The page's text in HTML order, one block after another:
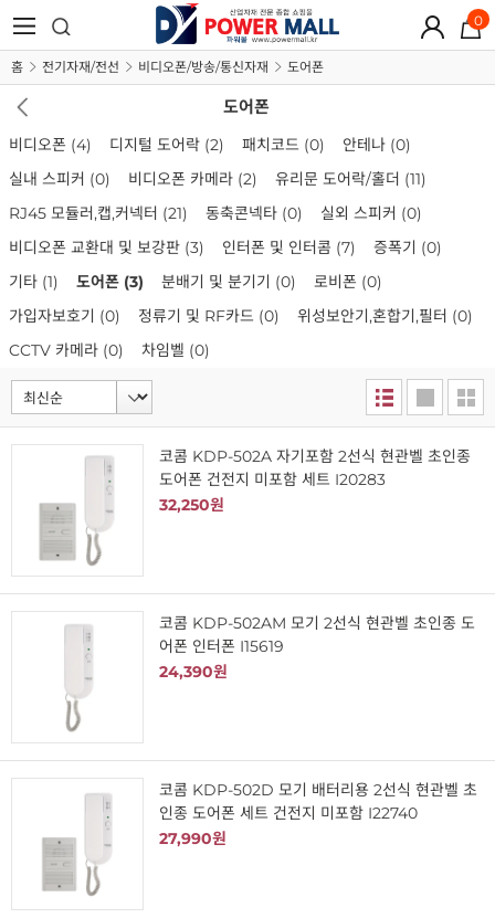
0
홈 전기자재/전선 비디오폰/방송/통신자재 도어폰
도어폰
비디오폰 (4) 디지털 도어락 (2) 패치코드 (0) 안테나 (0)
실내 스피커 (0) 비디오폰 카메라 (2) 유리문 도어락/홀더 (11)
RJ45 모듈러,캡,커넥터 (21) 동축콘넥타 (0) 실외 스피커 (0)
비디오폰 교환대 및 보강판 (3) 인터폰 및 인터콤 (7) 증폭기 (0)
기타 (1) 도어폰 (3) 분배기 및 분기기 (0) 로비폰 (0)
가입자보호기 (0) 정류기 및 RF카드 (0) 위성보안기,혼합기,필터 (0)
CCTV 카메라 (0) 차임벨 (0)
코콤 KDP-502A 자기포함 2선식 현관벨 초인종
도어폰 건전지 미포함 세트 I20283
32,250원
코콤 KDP-502AM 모기 2선식 현관벨 초인종 도
어폰 인터폰 I15619
24,390원
코콤 KDP-502D 모기 배터리용 2선식 현관벨 초
인종 도어폰 세트 건전지 미포함 I22740
27,990원